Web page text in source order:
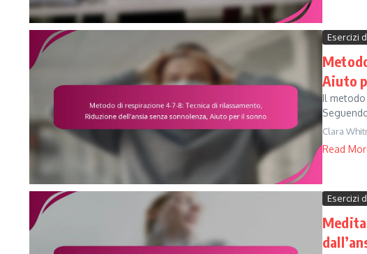
Esercizi
Aiuto
Il
Clara
Read
Esercizi